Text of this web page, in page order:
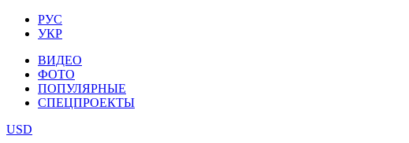
РУС
УКР
ВИДЕО
ФОТО
ПОПУЛЯРНЫЕ
СПЕЦПРОЕКТЫ
USD